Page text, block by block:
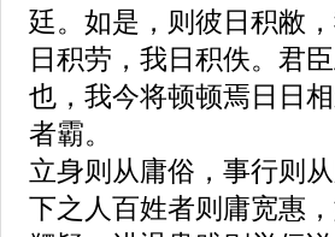
廷。如是，则彼日积敝
日积劳，我日积佚。君
也，我今将顿顿焉日日
者霸。
立身则从庸俗，事行则
下之人百姓者则庸宽惠